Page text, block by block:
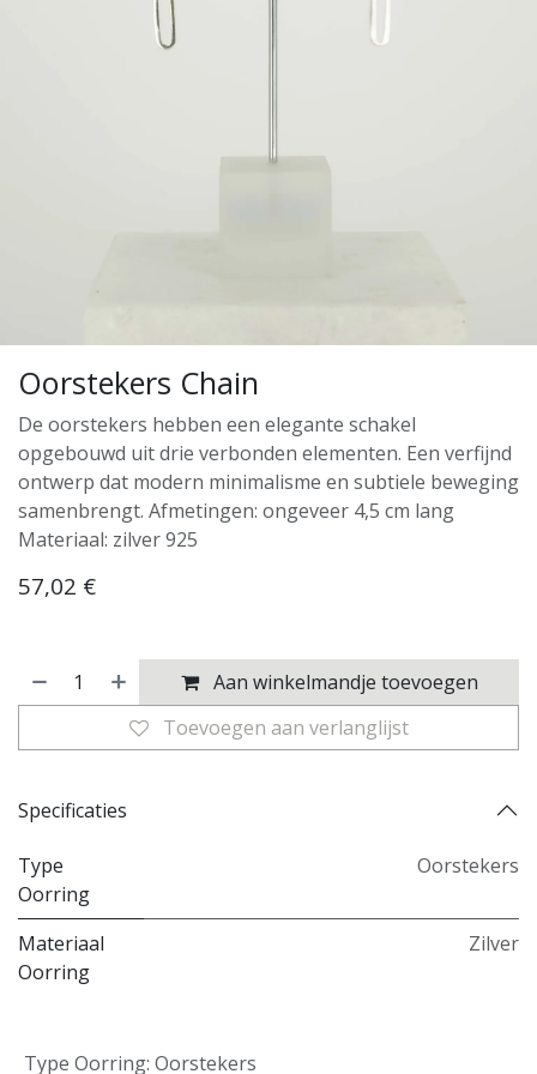
Oorstekers Chain
De oorstekers hebben een elegante schakel
opgebouwd uit drie verbonden elementen. Een verfijnd
ontwerp dat modern minimalisme en subtiele beweging
samenbrengt. Afmetingen: ongeveer 4,5 cm lang
Materiaal: zilver 925
57,02 €
Aan winkelmandje toevoegen
Toevoegen aan verlanglijst
Specificaties
Type
Oorring
Oorstekers
Materiaal
Oorring
Zilver
Type Oorring: Oorstekers